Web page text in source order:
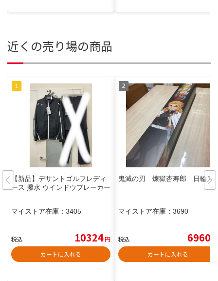
近くの売り場の商品
【新品】デサントゴルフレディ
ース 撥水 ウインドウブレーカー
マイストア在庫： 3405
税込 10324円
カートに入れる
鬼滅の刃 煉獄杏寿郎 日輪刀
マイストア在庫： 3690
税込 6960
カートに入れる